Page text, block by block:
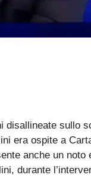
disallineate sullo
era ospite a
anche un noto
durante